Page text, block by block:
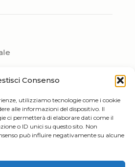
Consenso
utilizziamo tecnologie come i cookie
alle informazioni del dispositivo. Il
ci permetterà di elaborare dati come il
o ID unici su questo sito. Non
può influire negativamente su alcune